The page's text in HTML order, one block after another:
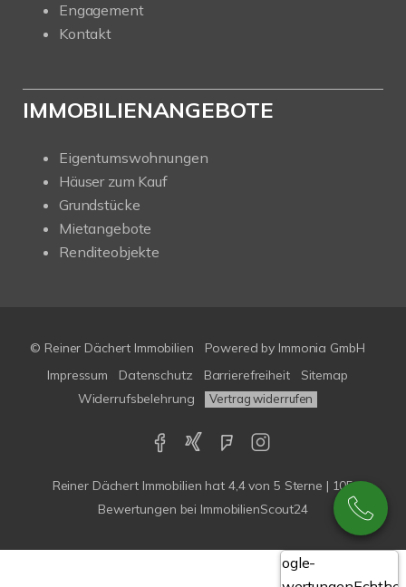
Engagement
Kontakt
IMMOBILIENANGEBOTE
Eigentumswohnungen
Häuser zum Kauf
Grundstücke
Mietangebote
Renditeobjekte
© Reiner Dächert Immobilien Powered by Immonia GmbH
Impressum
Datenschutz Barrierefreiheit
Sitemap
Widerrufsbelehrung
Vertrag widerrufen
Reiner Dächert Immobilien hat 4,4von 5 Sterne | 105
Bewertungen bei ImmobilienScout24
Google-